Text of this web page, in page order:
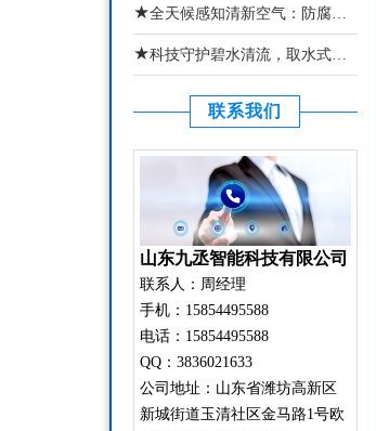
★全天候感知清新空气：防腐木款负氧离子监测站适配湿地林区
★科技守护碧水清流，取水式水质监测站还原真实水域水质状态
联系我们
山东九丞智能科技有限公司
联系人：周经理
手机：15854495588
电话：15854495588
QQ：3836021633
公司地址：山东省潍坊高新区
新城街道玉清社区金马路1号欧